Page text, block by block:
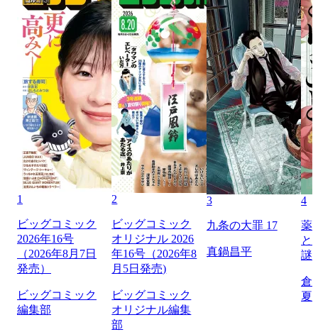
1
ビッグコミック
2026年16号
（2026年8月7日
発売）
ビッグコミック
編集部
2
ビッグコミック
オリジナル 2026
年16号（2026年8
月5日発売)
ビッグコミック
オリジナル編集
部
3
九条の大罪 17
真鍋昌平
4
薬
と
謎
倉
夏